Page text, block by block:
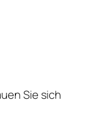
Sie sich